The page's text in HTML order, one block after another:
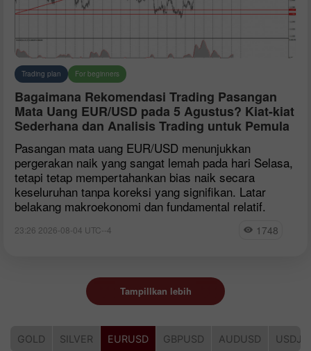
Trading plan For beginners
Bagaimana Rekomendasi Trading Pasangan
Mata Uang EUR/USD pada 5 Agustus? Kiat-kiat
Sederhana dan Analisis Trading untuk Pemula
Pasangan mata uang EUR/USD menunjukkan
pergerakan naik yang sangat lemah pada hari Selasa,
tetapi tetap mempertahankan bias naik secara
keseluruhan tanpa koreksi yang signifikan. Latar
belakang makroekonomi dan fundamental relatif.
23:26 2026-08-04 UTC--4 1748
Tampillkan lebih